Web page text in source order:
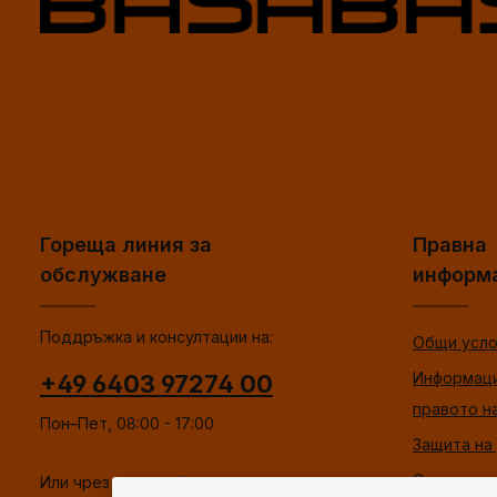
Гореща линия за
обслужване
Поддръжка и консултации на:
+49 6403 97274 00
Пон–Пет, 08:00 - 17:00
Или чрез нашатаформа за контакт.
Правна
Общи
правото
Защита на
Отпечатък